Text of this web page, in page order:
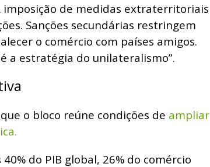
imposição de medidas extraterritoriais
Sanções secundárias restringem
o comércio com países amigos.
a estratégia do unilateralismo”.
o bloco reúne condições de ampliar
do PIB global, 26% do comércio